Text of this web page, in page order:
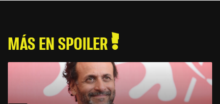
MÁS EN SPOILER